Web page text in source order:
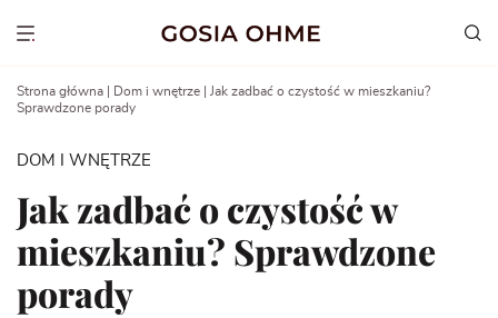
Show menu
Strona główna Dom i wnętrze
Jak zadbać o czystość w mieszkaniu?
Sprawdzone porady
DOM I WNĘTRZE
Jak zadbać o czystość w
mieszkaniu? Sprawdzone
porady